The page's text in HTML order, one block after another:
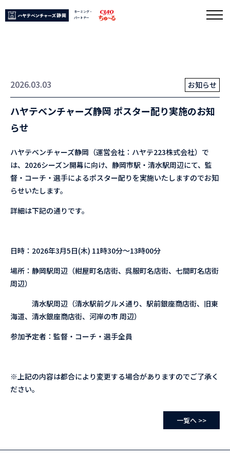
ネーミング・
パートナー
2026.03.03 お知らせ
ハヤテベンチャーズ静岡 ポスター配り実施のお知
らせ
ハヤテベンチャーズ静岡（運営会社：ハヤテ223株式会社）で
は、2026シーズン開幕に向け、静岡市駅・清水駅周辺にて、監
督・コーチ・選手によるポスター配りを実施いたしますのでお知
らせいたします。
詳細は下記の通りです。
日時：2026年3月5日(木) 11時30分〜13時00分
場所：静岡駅周辺（紺屋町名店街、呉服町名店街、七間町名店街
周辺）
清水駅周辺（清水駅前グルメ通り、駅前銀座商店街、旧東
海道、清水銀座商店街、河岸の市 周辺）
参加予定者：監督・コーチ・選手全員
※上記の内容は都合により変更する場合がありますのでご了承く
ださい。
一覧へ >>